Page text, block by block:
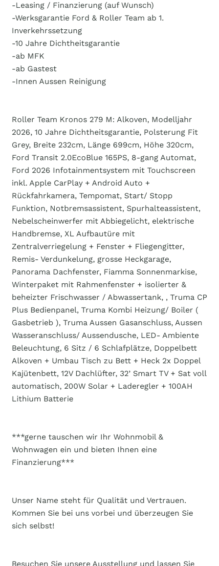
-Leasing / Finanzierung (auf Wunsch)
-Werksgarantie Ford & Roller Team ab 1.
Inverkehrssetzung
-10 Jahre Dichtheitsgarantie
-ab MFK
-ab Gastest
-Innen Aussen Reinigung
Roller Team Kronos 279 M: Alkoven, Modelljahr
2026, 10 Jahre Dichtheitsgarantie, Polsterung Fit
Grey, Breite 232cm, Länge 699cm, Höhe 320cm,
Ford Transit 2.0EcoBlue 165PS, 8-gang Automat,
Ford 2026 Infotainmentsystem mit Touchscreen
inkl. Apple CarPlay + Android Auto +
Rückfahrkamera, Tempomat, Start/ Stopp
Funktion, Notbremsassistent, Spurhalteassistent,
Nebelscheinwerfer mit Abbiegelicht, elektrische
Handbremse, XL Aufbautüre mit
Zentralverriegelung + Fenster + Fliegengitter,
Remis- Verdunkelung, grosse Heckgarage,
Panorama Dachfenster, Fiamma Sonnenmarkise,
Winterpaket mit Rahmenfenster + isolierter &
beheizter Frischwasser / Abwassertank, , Truma CP
Plus Bedienpanel, Truma Kombi Heizung/ Boiler (
Gasbetrieb ), Truma Aussen Gasanschluss, Aussen
Wasseranschluss/ Aussendusche, LED- Ambiente
Beleuchtung, 6 Sitz / 6 Schlafplätze, Doppelbett
Alkoven + Umbau Tisch zu Bett + Heck 2x Doppel
Kajütenbett, 12V Dachlüfter, 32’ Smart TV + Sat voll
automatisch, 200W Solar + Laderegler + 100AH
Lithium Batterie
***gerne tauschen wir Ihr Wohnmobil &
Wohnwagen ein und bieten Ihnen eine
Finanzierung***
Unser Name steht für Qualität und Vertrauen.
Kommen Sie bei uns vorbei und überzeugen Sie
sich selbst!
Besuchen Sie unsere Ausstellung und lassen Sie